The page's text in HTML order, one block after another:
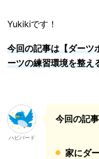
Yukikiです！
今回の記事は【ダーツ
ーツの練習環境を整え
ハピバード
今回の記
家にダ